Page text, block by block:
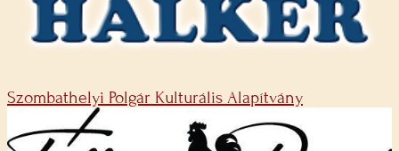
Szombathelyi Polgár Kulturális Alapítvány